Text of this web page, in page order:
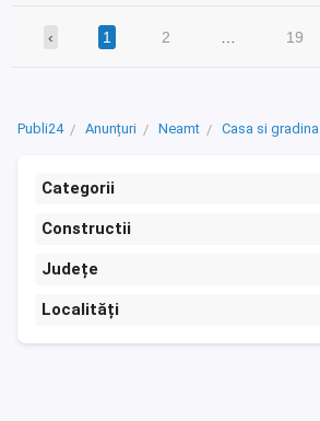
‹ 1 2 19
Publi24 Anunțuri Neamt Casa si gradina
Categorii
Constructii
Județe
Localități